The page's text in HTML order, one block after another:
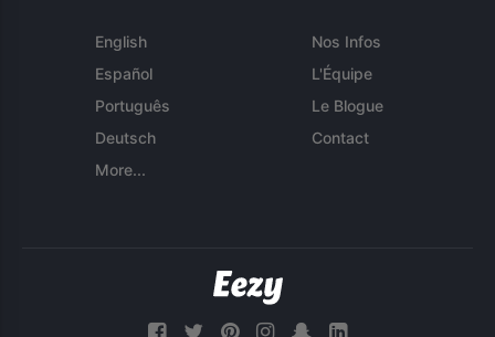
English
Español
Português
Deutsch
More...
Nos Infos
L'Équipe
Le Blogue
Contact